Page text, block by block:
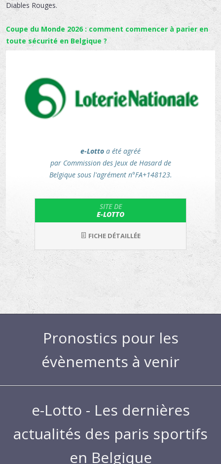
Diables Rouges.
Coupe du Monde 2026 : comment commencer à parier en
toute sécurité en Belgique ?
e-Lotto a été agréé
par Commission des Jeux de Hasard de
Belgique sous l'agrément n°FA+148123.
SITE DE
E-LOTTO
FICHE DÉTAILLÉE
Pronostics pour les
évènements à venir
e-Lotto - Les dernières
actualités des paris sportifs
en Belgique